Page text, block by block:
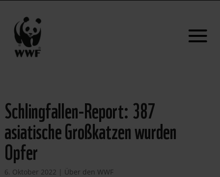
Schlingfallen-Report: 387
asiatische Großkatzen wurden
Opfer
6. Oktober 2022 | Über den WWF